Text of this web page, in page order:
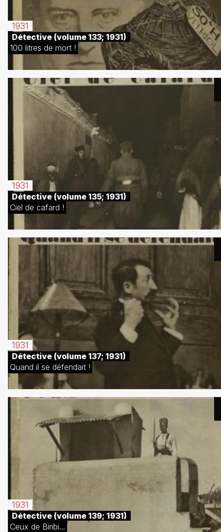
1931
Détective (volume 133; 1931)
100 litres de mort !
1931
Détective (volume 135; 1931)
Ciel de cafard !
1931
Détective (volume 137; 1931)
Quand il se défendait !
1931
Détective (volume 139; 1931)
Ceux de Biribi...